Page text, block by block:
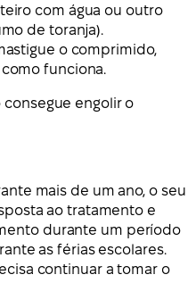
com água ou outro
de toranja).
o comprimido,
funciona.
consegue engolir o
mais de um ano, o seu
ao tratamento e
durante um período
as férias escolares.
continuar a tomar o